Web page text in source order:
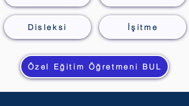
Özel Eğitim Öğretmeni BUL
Disleksi İşitme